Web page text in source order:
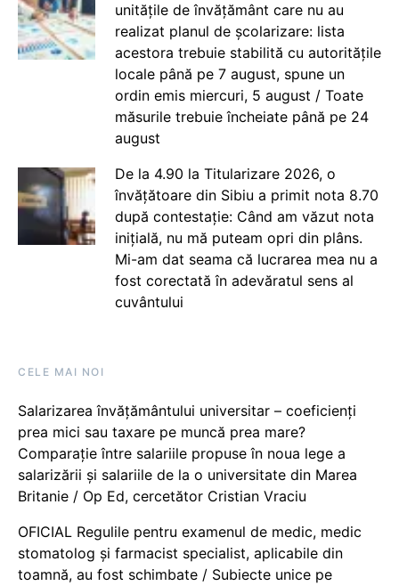
unitățile de învățământ care nu au
realizat planul de școlarizare: lista
acestora trebuie stabilită cu autoritățile
locale până pe 7 august, spune un
ordin emis miercuri, 5 august / Toate
măsurile trebuie încheiate până pe 24
august
De la 4.90 la Titularizare 2026, o
învățătoare din Sibiu a primit nota 8.70
după contestație: Când am văzut nota
inițială, nu mă puteam opri din plâns.
Mi-am dat seama că lucrarea mea nu a
fost corectată în adevăratul sens al
cuvântului
CELE MAI NOI
Salarizarea învățământului universitar – coeficienți
prea mici sau taxare pe muncă prea mare?
Comparație între salariile propuse în noua lege a
salarizării și salariile de la o universitate din Marea
Britanie / Op Ed, cercetător Cristian Vraciu
OFICIAL Regulile pentru examenul de medic, medic
stomatolog și farmacist specialist, aplicabile din
toamnă, au fost schimbate / Subiecte unice pe